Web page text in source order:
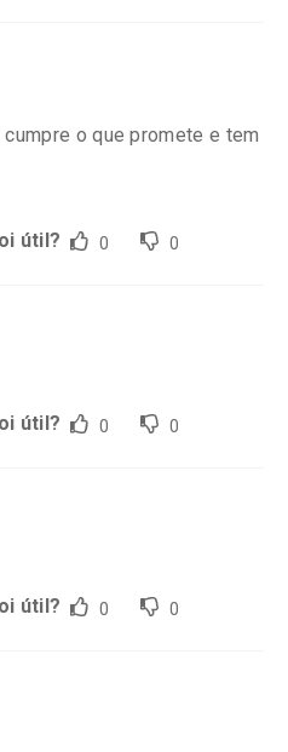
o que promete e tem
útil? 0 0
útil? 0 0
útil? 0 0